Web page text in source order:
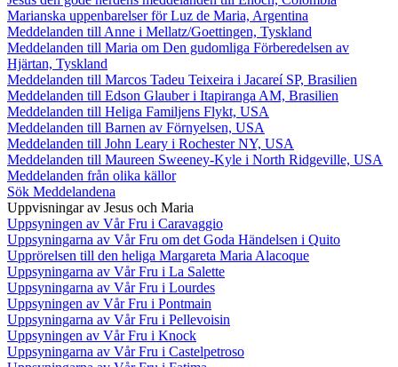
Marianska uppenbarelser för Luz de Maria, Argentina
Meddelanden till Anne i Mellatz/Goettingen, Tyskland
Meddelanden till Maria om Den gudomliga Förberedelsen av
Hjärtan, Tyskland
Meddelanden till Marcos Tadeu Teixeira i Jacareí SP, Brasilien
Meddelanden till Edson Glauber i Itapiranga AM, Brasilien
Meddelanden till Heliga Familjens Flykt, USA
Meddelanden till Barnen av Förnyelsen, USA
Meddelanden till John Leary i Rochester NY, USA
Meddelanden till Maureen Sweeney-Kyle i North Ridgeville, USA
Meddelanden från olika källor
Sök Meddelandena
Uppvisningar av Jesus och Maria
Uppsyningen av Vår Fru i Caravaggio
Uppsyningarna av Vår Fru om det Goda Händelsen i Quito
Upprörelsen till den heliga Margareta Maria Alacoque
Uppsyningarna av Vår Fru i La Salette
Uppsyningarna av Vår Fru i Lourdes
Uppsyningen av Vår Fru i Pontmain
Uppsyningarna av Vår Fru i Pellevoisin
Uppsyningen av Vår Fru i Knock
Uppsyningarna av Vår Fru i Castelpetroso